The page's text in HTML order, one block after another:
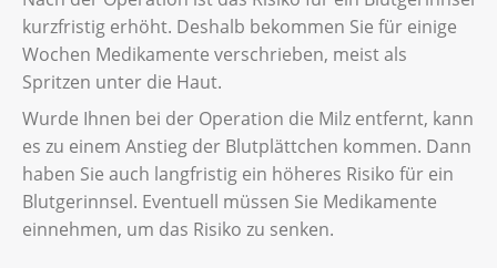
kurzfristig erhöht. Deshalb bekommen Sie für einige
Wochen Medikamente verschrieben, meist als
Spritzen unter die Haut.
Wurde Ihnen bei der Operation die Milz entfernt, kann
es zu einem Anstieg der Blutplättchen kommen. Dann
haben Sie auch langfristig ein höheres Risiko für ein
Blutgerinnsel. Eventuell müssen Sie Medikamente
einnehmen, um das Risiko zu senken.